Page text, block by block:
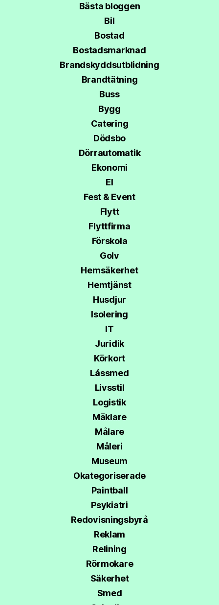
Bästa bloggen
Bil
Bostad
Bostadsmarknad
Brandskyddsutblidning
Brandtätning
Buss
Bygg
Catering
Dödsbo
Dörrautomatik
Ekonomi
El
Fest & Event
Flytt
Flyttfirma
Förskola
Golv
Hemsäkerhet
Hemtjänst
Husdjur
Isolering
IT
Juridik
Körkort
Låssmed
Livsstil
Logistik
Mäklare
Målare
Måleri
Museum
Okategoriserade
Paintball
Psykiatri
Redovisningsbyrå
Reklam
Relining
Rörmokare
Säkerhet
Smed